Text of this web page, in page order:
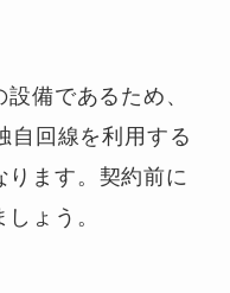
備であるため、
自回線を利用する
ます。契約前に
ょう。